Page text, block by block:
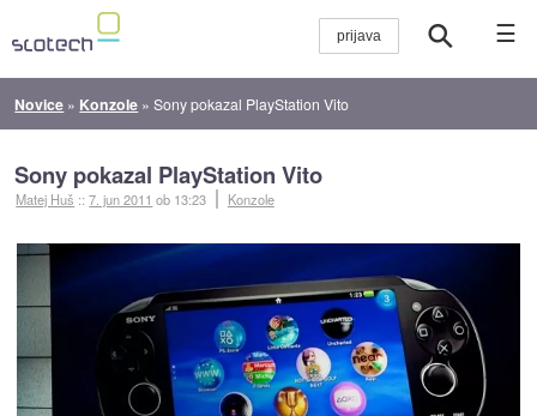
☰
Novice » Konzole »Sony pokazal PlayStation Vito
Sony pokazal PlayStation Vito
Matej Huš ::7. jun 2011 ob 13:23 Konzole